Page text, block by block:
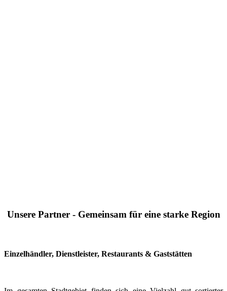
Unsere Partner - Gemeinsam für eine starke Region
Einzelhändler, Dienstleister, Restaurants & Gaststätten